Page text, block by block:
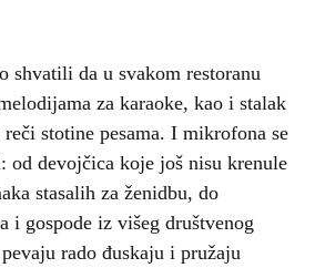
shvatili da u svakom restoranu
za karaoke, kao i stalak
stotine pesama. I mikrofona se
od devojčica koje još nisu krenule
stasalih za ženidbu, do
i gospode iz višeg društvenog
rado đuskaju i pružaju